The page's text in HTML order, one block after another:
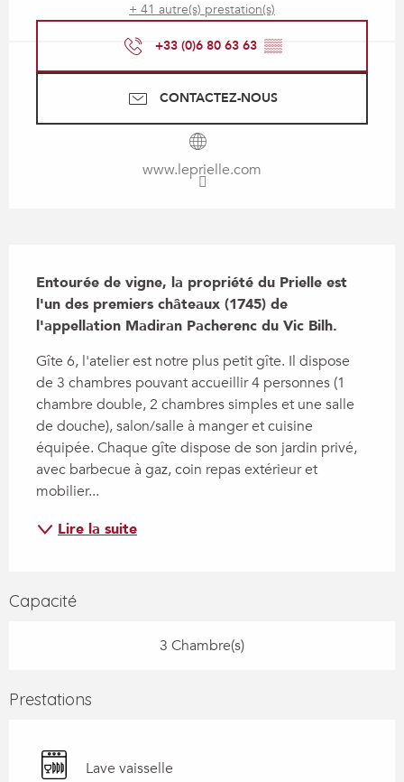
+ 41 autre(s) prestation(s)
+33 (0)6 80 63 63 ▒▒
CONTACTEZ-NOUS
www.leprielle.com
Entourée de vigne, la propriété du Prielle est
l'un des premiers châteaux (1745) de
l'appellation Madiran Pacherenc du Vic Bilh.
Gîte 6, l'atelier est notre plus petit gîte. Il dispose
de 3 chambres pouvant accueillir 4 personnes (1
chambre double, 2 chambres simples et une salle
de douche), salon/salle à manger et cuisine
équipée. Chaque gîte dispose de son jardin privé,
avec barbecue à gaz, coin repas extérieur et
mobilier...
Lire la suite
Capacité
3 Chambre(s)
Prestations
Lave vaisselle